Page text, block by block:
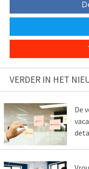
VERDER IN HET
De